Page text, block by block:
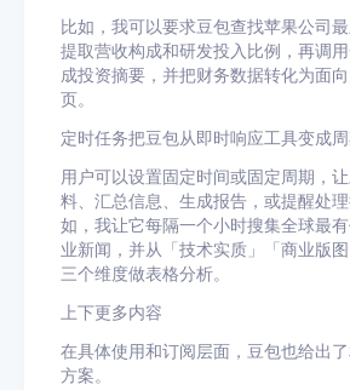
比如，我可以要求豆包查找苹果公司最
提取营收构成和研发投入比例，再调
成投资摘要，并把财务数据转化为面
页。
定时任务把豆包从即时响应工具变成周
用户可以设置固定时间或固定周期，
料、汇总信息、生成报告，或提醒处
如，我让它每隔一个小时搜集全球最
业新闻，并从「技术实质」「商业版图
三个维度做表格分析。
上下更多内容
在具体使用和订阅层面，豆包也给出
方案。